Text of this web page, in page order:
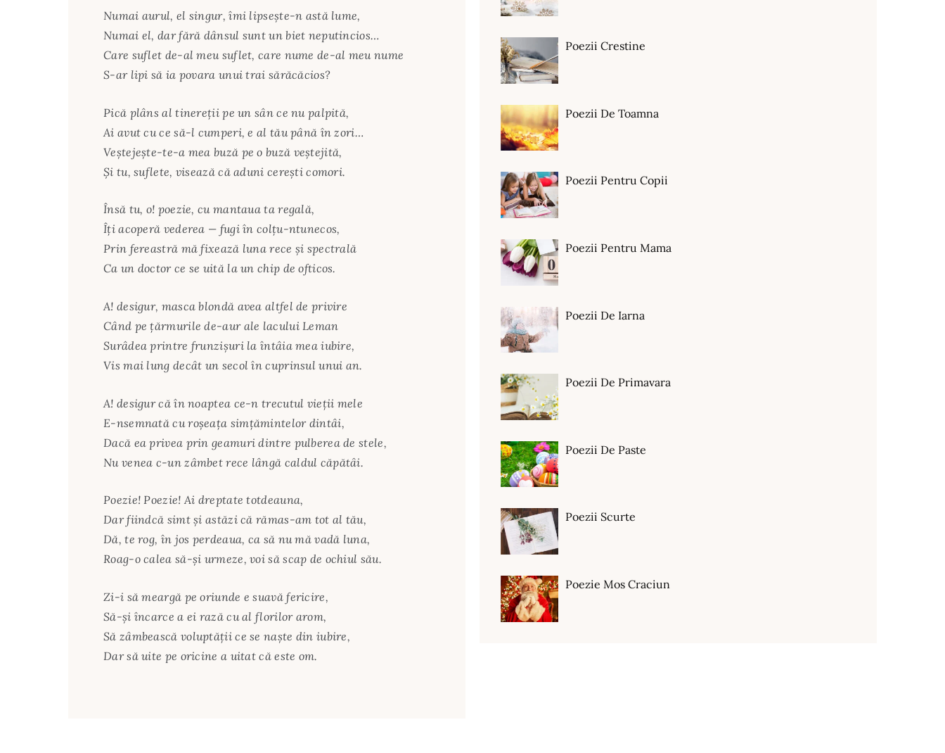
Numai aurul, el singur, îmi lipsește-n astă lume,
Numai el, dar fără dânsul sunt un biet neputincios…
Care suflet de-al meu suflet, care nume de-al meu nume
S-ar lipi să ia povara unui trai sărăcăcios?
Pică plâns al tinereții pe un sân ce nu palpită,
Ai avut cu ce să-l cumperi, e al tău până în zori…
Veștejește-te-a mea buză pe o buză veștejită,
Și tu, suflete, visează că aduni cerești comori.
Însă tu, o! poezie, cu mantaua ta regală,
Îți acoperă vederea — fugi în colțu-ntunecos,
Prin fereastră mă fixează luna rece și spectrală
Ca un doctor ce se uită la un chip de ofticos.
A! desigur, masca blondă avea altfel de privire
Când pe țărmurile de-aur ale lacului Leman
Surâdea printre frunzișuri la întâia mea iubire,
Vis mai lung decât un secol în cuprinsul unui an.
A! desigur că în noaptea ce-n trecutul vieții mele
E-nsemnată cu roșeața simțămintelor dintâi,
Dacă ea privea prin geamuri dintre pulberea de stele,
Nu venea c-un zâmbet rece lângă caldul căpătâi.
Poezie! Poezie! Ai dreptate totdeauna,
Dar fiindcă simt și astăzi că rămas-am tot al tău,
Dă, te rog, în jos perdeaua, ca să nu mă vadă luna,
Roag-o calea să-și urmeze, voi să scap de ochiul său.
Zi-i să meargă pe oriunde e suavă fericire,
Să-și încarce a ei rază cu al florilor arom,
Să zâmbească voluptății ce se naște din iubire,
Dar să uite pe oricine a uitat că este om.
Poezii Crestine
Poezii De Toamna
Poezii Pentru Copii
Poezii Pentru Mama
Poezii De Iarna
Poezii De Primavara
Poezii De Paste
Poezii Scurte
Poezie Mos Craciun